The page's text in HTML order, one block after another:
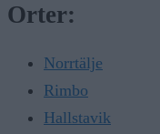
Orter:
Norrtälje
Rimbo
Hallstavik